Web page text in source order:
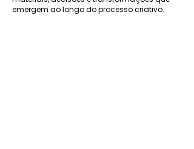
emergem ao longo do processo criativo.